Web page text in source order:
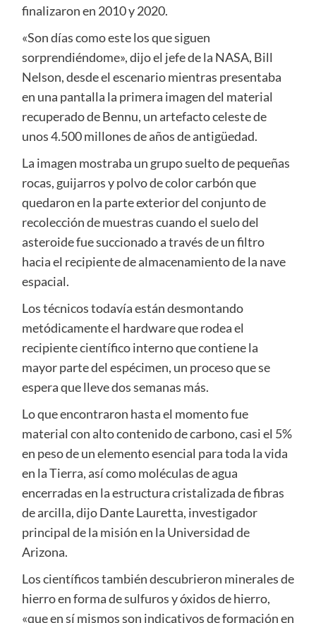
finalizaron en 2010 y 2020.
«Son días como este los que siguen
sorprendiéndome», dijo el jefe de la NASA, Bill
Nelson, desde el escenario mientras presentaba
en una pantalla la primera imagen del material
recuperado de Bennu, un artefacto celeste de
unos 4.500 millones de años de antigüedad.
La imagen mostraba un grupo suelto de pequeñas
rocas, guijarros y polvo de color carbón que
quedaron en la parte exterior del conjunto de
recolección de muestras cuando el suelo del
asteroide fue succionado a través de un filtro
hacia el recipiente de almacenamiento de la nave
espacial.
Los técnicos todavía están desmontando
metódicamente el hardware que rodea el
recipiente científico interno que contiene la
mayor parte del espécimen, un proceso que se
espera que lleve dos semanas más.
Lo que encontraron hasta el momento fue
material con alto contenido de carbono, casi el 5%
en peso de un elemento esencial para toda la vida
en la Tierra, así como moléculas de agua
encerradas en la estructura cristalizada de fibras
de arcilla, dijo Dante Lauretta, investigador
principal de la misión en la Universidad de
Arizona.
Los científicos también descubrieron minerales de
hierro en forma de sulfuros y óxidos de hierro,
«que en sí mismos son indicativos de formación en